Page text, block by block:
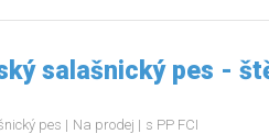
salašnický pes -
pes Na prodej s PP FCI